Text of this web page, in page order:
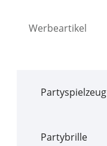
Werbeartikel
Partyspielzeug
Partybrille